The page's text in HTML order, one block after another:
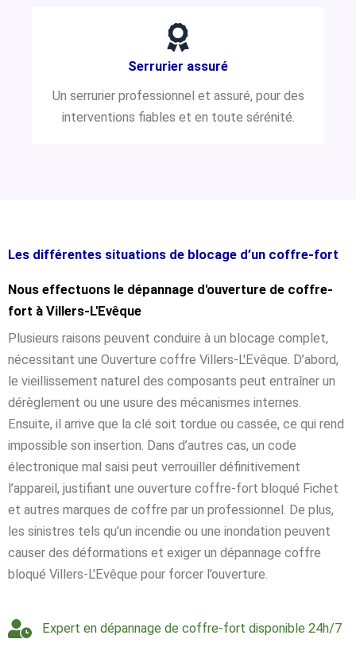
Serrurier assuré
Un serrurier professionnel et assuré, pour des
interventions fiables et en toute sérénité.
Les différentes situations de blocage d’un coffre-fort
Nous effectuons le dépannage d'ouverture de coffre-
fort à Villers-L'Evêque
Plusieurs raisons peuvent conduire à un blocage complet,
nécessitant une Ouverture coffre Villers-L'Evêque. D’abord,
le vieillissement naturel des composants peut entraîner un
dérèglement ou une usure des mécanismes internes.
Ensuite, il arrive que la clé soit tordue ou cassée, ce qui rend
impossible son insertion. Dans d’autres cas, un code
électronique mal saisi peut verrouiller définitivement
l’appareil, justifiant une ouverture coffre-fort bloqué Fichet
et autres marques de coffre par un professionnel. De plus,
les sinistres tels qu’un incendie ou une inondation peuvent
causer des déformations et exiger un dépannage coffre
bloqué Villers-L'Evêque pour forcer l’ouverture.
Expert en dépannage de coffre-fort disponible 24h/7